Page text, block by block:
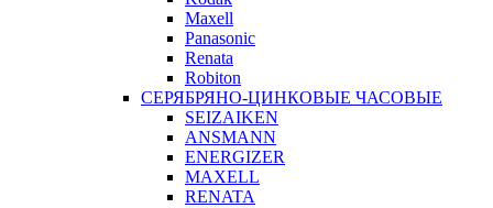
Maxell
Panasonic
Renata
Robiton
СЕРЯБРЯНО-ЦИНКОВЫЕ ЧАСОВЫЕ
SEIZAIKEN
ANSMANN
ENERGIZER
MAXELL
RENATA